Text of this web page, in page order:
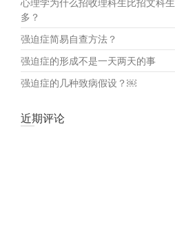
多？
强迫症简易自查方法？
强迫症的形成不是一天两天的事
强迫症的几种致病假设？￼
近期评论